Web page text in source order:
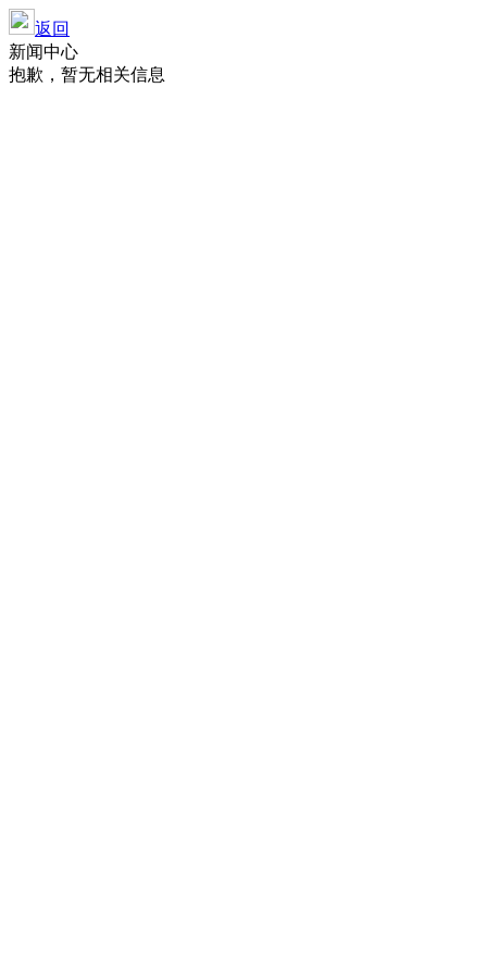
返回
新闻中心
抱歉，暂无相关信息